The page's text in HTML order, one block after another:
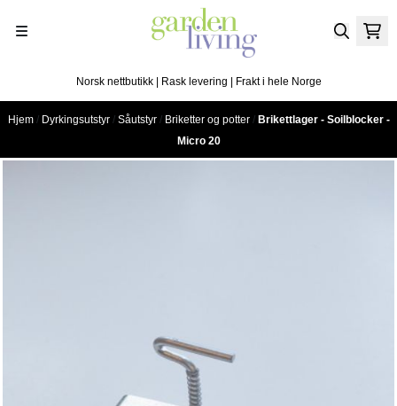
Norsk nettbutikk | Rask levering | Frakt i hele Norge
Hjem / Dyrkingsutstyr / Såutstyr / Briketter og potter / Brikettlager - Soilblocker -
Micro 20